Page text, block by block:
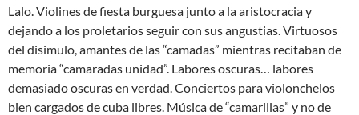
Lalo. Violines de fiesta burguesa junto a la aristocracia y
dejando a los proletarios seguir con sus angustias. Virtuosos
del disimulo, amantes de las “camadas” mientras recitaban de
memoria “camaradas unidad”. Labores oscuras… labores
demasiado oscuras en verdad. Conciertos para violonchelos
bien cargados de cuba libres. Música de “camarillas” y no de